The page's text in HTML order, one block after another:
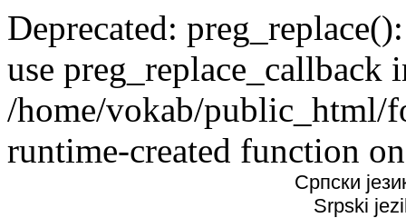
Deprecated:
use preg_replace_callback
/home/vokab/public_html/
runtime-created function
Српски
Srpski